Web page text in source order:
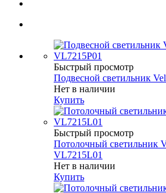
Быстрый просмотр
Подвесной светильник
Нет в наличии
Купить
Быстрый просмотр
Потолочный светильник
VL7215L01
Нет в наличии
Купить